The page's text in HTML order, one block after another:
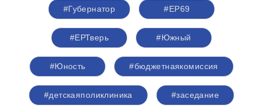
#Губернатор #ЕР69
#ЕРТверь #Южный
#Юность #бюджетнаякомиссия
#детскаяполиклиника #заседание